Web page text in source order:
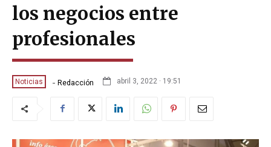
los negocios entre
profesionales
Noticias - Redacción abril 3, 2022 · 19:51